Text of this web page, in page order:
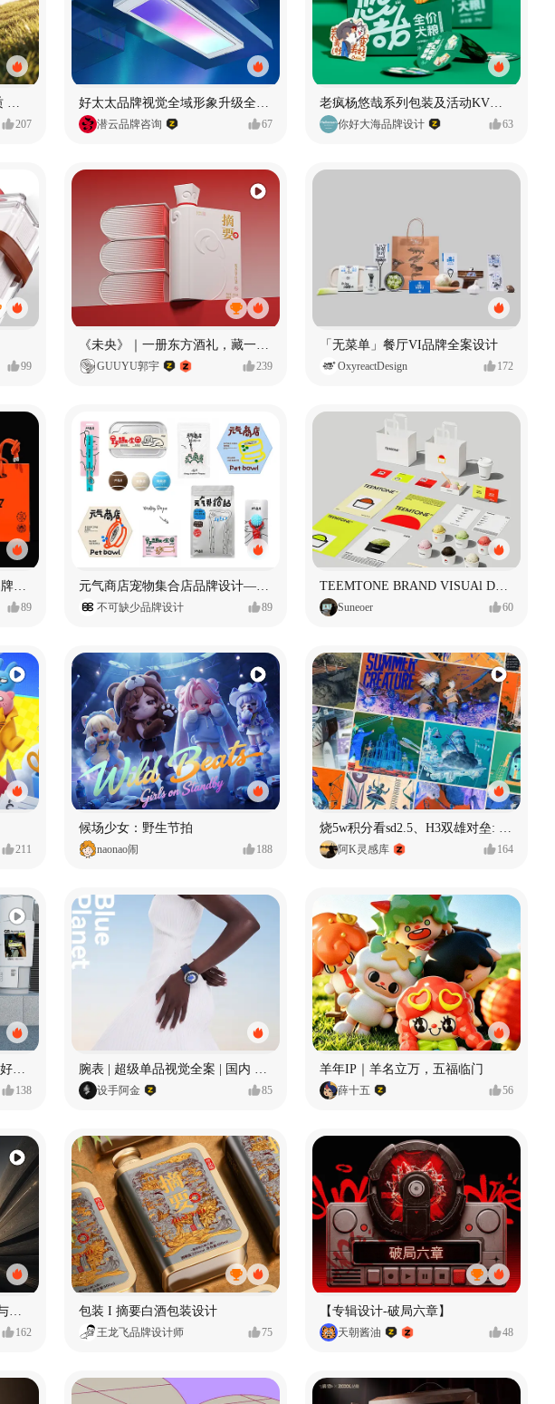
AIGC-真实摄影 + C4D 混合质 能让 AI 产品图更好吗?
207
好太太品牌视觉全域形象升级全案【潜云品牌】
潜云品牌咨询 67
老疯杨悠哉系列包装及活动KV设计
你好大海品牌设计 63
99 GUUYU郭宇 239
「无菜单」餐厅VI品牌全案设计
OxyreactDesign 172
君毅设计x局柒 新一代KTV品牌全案设计
89
元气商店宠物集合店品牌设计—元气摄入中
不可缺少品牌设计 89
TEEMTONE BRAND VISUAl DESIGN
Suneoer 60
211
候场少女：野生节拍
naonao闹 188 阿K灵感库 164
微光跑者 | 一处为城市奔跑爱好者打造的复合空间
138
腕表 | 超级单品视觉全案 | 国内 x 出海
设手阿金 85
羊年IP｜羊名立万，五福临门
薛十五 56
162
包装 I 摘要白酒包装设计
王龙飞品牌设计师 75
【专辑设计-破局六章】
天朝酱油 48